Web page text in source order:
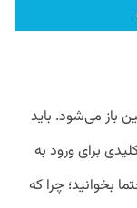
باز می‌شود. باید
برای ورود به
بخوانید؛ چرا که